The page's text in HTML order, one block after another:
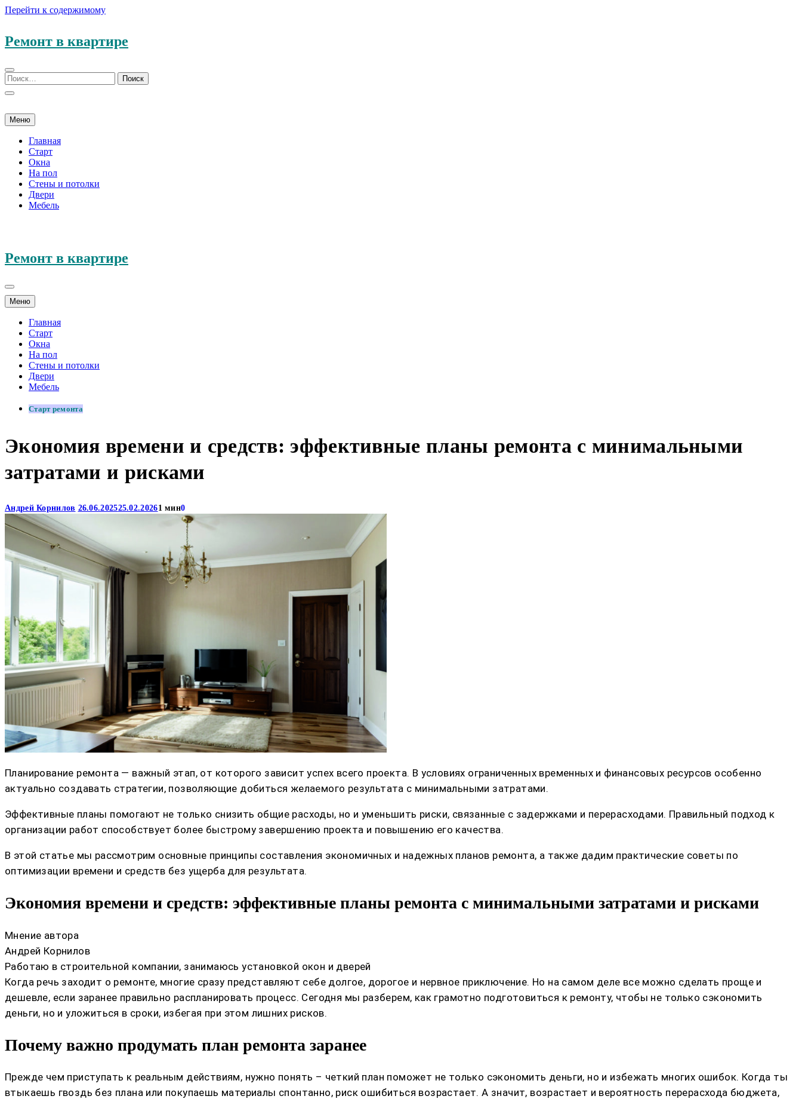
Перейти к содержимому
Ремонт в квартире
Меню
Главная
Старт
Окна
На пол
Стены и потолки
Двери
Мебель
Ремонт в квартире
Меню
Главная
Старт
Окна
На пол
Стены и потолки
Двери
Мебель
Старт ремонта
Экономия времени и средств: эффективные планы ремонта с минимальными
затратами и рисками
Андрей Корнилов 26.06.202525.02.20261 мин0
Планирование ремонта — важный этап, от которого зависит успех всего проекта. В условиях ограниченных временных и финансовых ресурсов особенно
актуально создавать стратегии, позволяющие добиться желаемого результата с минимальными затратами.
Эффективные планы помогают не только снизить общие расходы, но и уменьшить риски, связанные с задержками и перерасходами. Правильный подход к
организации работ способствует более быстрому завершению проекта и повышению его качества.
В этой статье мы рассмотрим основные принципы составления экономичных и надежных планов ремонта, а также дадим практические советы по
оптимизации времени и средств без ущерба для результата.
Экономия времени и средств: эффективные планы ремонта с минимальными затратами и рисками
Мнение автора
Андрей Корнилов
Работаю в строительной компании, занимаюсь установкой окон и дверей
Когда речь заходит о ремонте, многие сразу представляют себе долгое, дорогое и нервное приключение. Но на самом деле все можно сделать проще и
дешевле, если заранее правильно распланировать процесс. Сегодня мы разберем, как грамотно подготовиться к ремонту, чтобы не только сэкономить
деньги, но и уложиться в сроки, избегая при этом лишних рисков.
Почему важно продумать план ремонта заранее
Прежде чем приступать к реальным действиям, нужно понять – четкий план поможет не только сэкономить деньги, но и избежать многих ошибок. Когда ты
втыкаешь гвоздь без плана или покупаешь материалы спонтанно, риск ошибиться возрастает. А значит, возрастает и вероятность перерасхода бюджета,